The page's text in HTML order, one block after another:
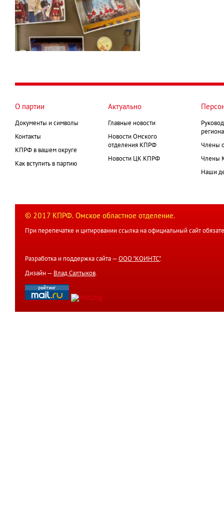
О партии
Документы и символы
Контакты
КПРФ в вашем округе
Как вступить в партию
Актуально
Главные новости
Новости Омского
отделения КПРФ
Новости ЦК КПРФ
Члены
Члены
Наши
© 2017 КПРФ. Омское областное отделение.
При перепечатке и цитировании ссылка на официальный сайт
Разработка и поддержка сайта — ООО "КОИНТС".
Дизайн — Влад Салтыков.